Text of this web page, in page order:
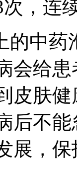
，连
的中
会给
皮肤
后不
展，